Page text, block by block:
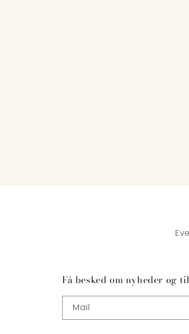
Få besked om nyheder og
Mail